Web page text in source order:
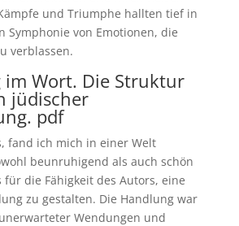
und Triumphe hallten tief in
Symphonie von Emotionen, die
verblassen.
im Wort. Die Struktur
jüdischer
pdf
fand ich mich in einer Welt
beunruhigend als auch schön
für die Fähigkeit des Autors, eine
zu gestalten. Die Handlung war
Wendungen und